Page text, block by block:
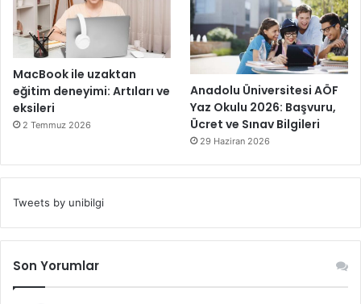
MacBook ile uzaktan
eğitim deneyimi: Artıları ve
eksileri
2 Temmuz 2026
Anadolu Üniversitesi AÖF
Yaz Okulu 2026: Başvuru,
Ücret ve Sınav Bilgileri
29 Haziran 2026
Tweets by unibilgi
Son Yorumlar